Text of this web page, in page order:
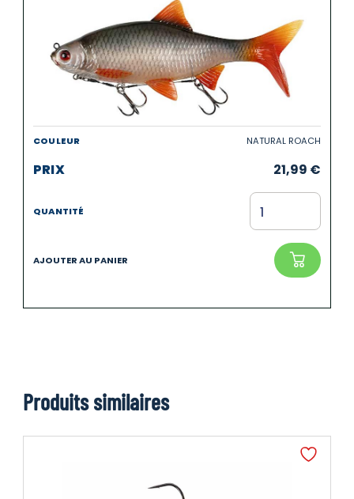
NATURAL ROACH
21,99 €
Produits similaires